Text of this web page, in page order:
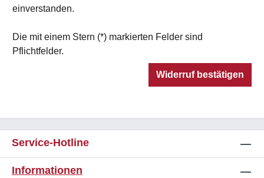
einverstanden.
Die mit einem Stern (*) markierten Felder sind
Pflichtfelder.
Widerruf bestätigen
Service-Hotline
Informationen